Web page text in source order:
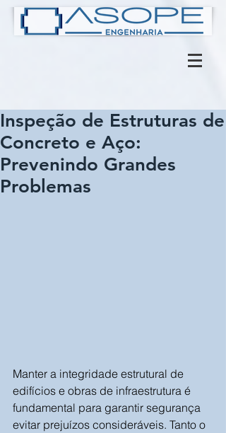
Inspeção de Estruturas de
Concreto e Aço:
Prevenindo Grandes
Problemas
Manter a integridade estrutural de
edifícios e obras de infraestrutura é
fundamental para garantir segurança
evitar prejuízos consideráveis. Tanto o